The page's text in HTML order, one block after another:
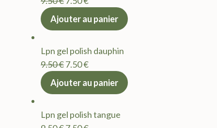
prix
9.50 €.
actuel
7.50 €.
Ajouter au panier
Lpn gel polish dauphin
9.50€Le
prix
9.50 €.
7.50€Le
actuel
7.50 €.
Ajouter au panier
Lpn gel polish tangue